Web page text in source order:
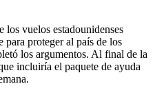
los vuelos estadounidenses
para proteger al país de los
los argumentos. Al final de la
incluiría el paquete de ayuda